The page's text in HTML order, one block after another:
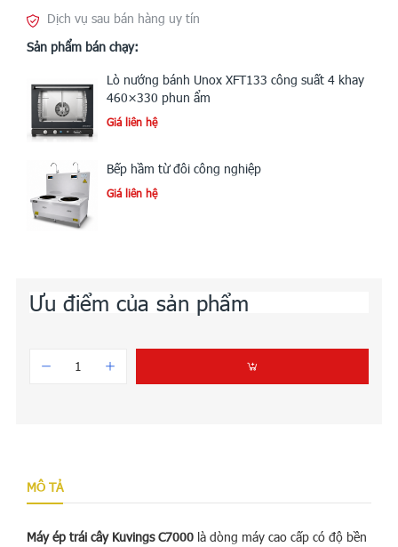
Dịch vụ sau bán hàng uy tín
Sản phẩm bán chạy:
Lò nướng bánh Unox XFT133 công suất 4 khay
460×330 phun ẩm
Giá liên hệ
Bếp hầm từ đôi công nghiệp
Giá liên hệ
MÔ TẢ
Máy ép trái cây Kuvings C7000 là dòng máy cao cấp có độ bền
Ưu điểm của sản phẩm